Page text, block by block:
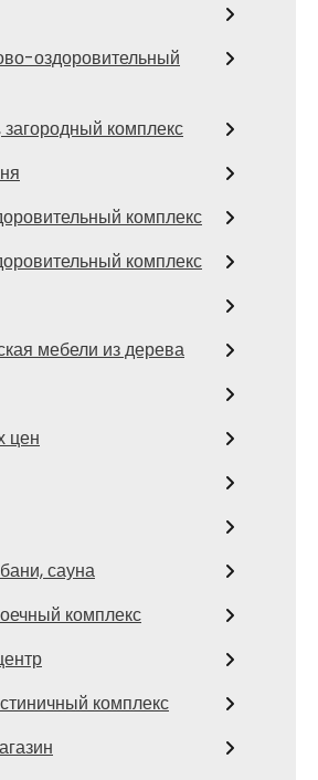
оздоровительный
комплекс
комплекс
комплекс
мебели из дерева
цен
сауна
комплекс
комплекс